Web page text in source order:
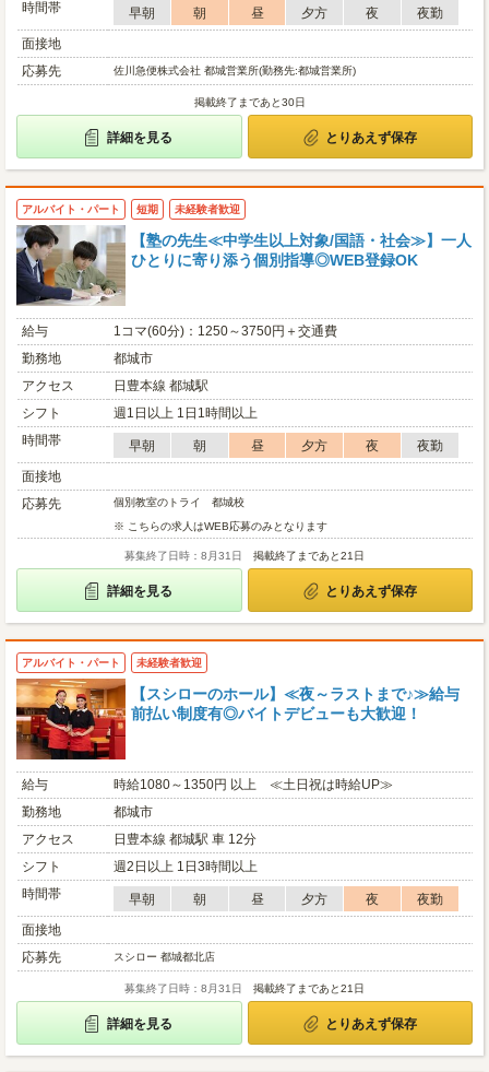
時間帯 早朝 朝 昼 夕方 夜
夜勤
面接地
応募先
佐川急便株式会社 都城営業所(勤務先:都城営業所)
掲載終了まであと30日
詳細を見る とりあえず保存
アルバイト・パート 短期 未経験者歓迎
【塾の先生≪中学生以上対象/国語・社会≫】一人
ひとりに寄り添う個別指導◎WEB登録OK
給与
1コマ(60分)：1250～3750円＋交通費
勤務地
都城市
アクセス
日豊本線 都城駅
シフト
週1日以上 1日1時間以上
時間帯
早朝 朝 昼 夕方 夜
夜勤
面接地
応募先
個別教室のトライ 都城校
※ こちらの求人はWEB応募のみとなります
募集終了日時：8月31日 掲載終了まであと21日
詳細を見る とりあえず保存
アルバイト・パート 未経験者歓迎
【スシローのホール】≪夜～ラストまで♪≫給与
前払い制度有◎バイトデビューも大歓迎！
給与
時給1080～1350円 以上 ≪土日祝は時給UP≫
勤務地
都城市
アクセス
日豊本線 都城駅 車 12分
シフト
週2日以上 1日3時間以上
時間帯
早朝 朝 昼 夕方 夜
夜勤
面接地
応募先
スシロー 都城都北店
募集終了日時：8月31日 掲載終了まであと21日
詳細を見る とりあえず保存